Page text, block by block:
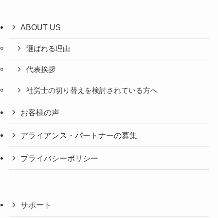
ABOUT US
選ばれる理由
代表挨拶
社労士の切り替えを検討されている方へ
お客様の声
アライアンス・パートナーの募集
プライバシーポリシー
サポート